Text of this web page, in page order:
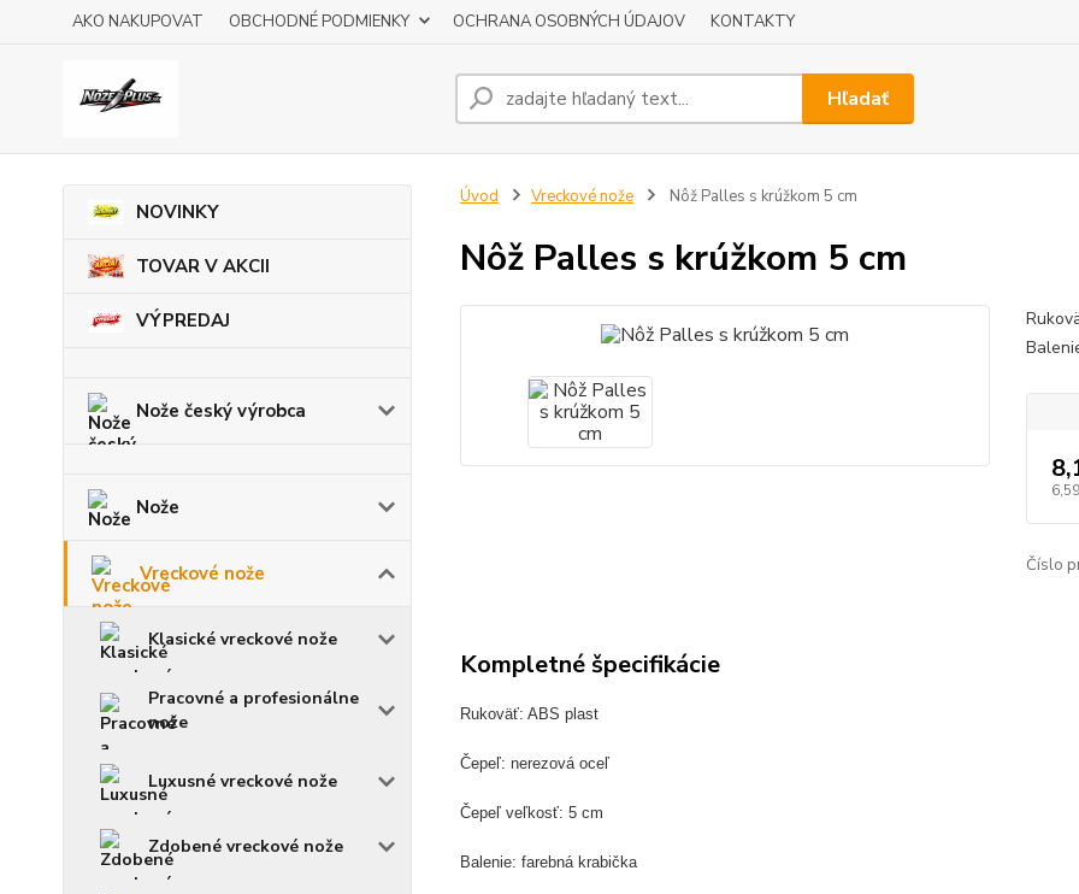
AKO NAKUPOVAT OBCHODNÉ PODMIENKY OCHRANA OSOBNÝCH ÚDAJOV KONTAKTY
Hľadať
NOVINKY
TOVAR V AKCII
VÝPREDAJ
Nože český výrobca
Nože
Vreckové nože
Klasické vreckové nože
Pracovné a profesionálne
nože
Luxusné vreckové nože
Zdobené vreckové nože
Úvod Vreckové nože Nôž Palles s krúžkom 5 cm
Nôž Palles s krúžkom 5 cm
Číslo
Kompletné špecifikácie
Rukoväť: ABS plast
Čepeľ: nerezová oceľ
Čepeľ veľkosť: 5 cm
Balenie: farebná krabička